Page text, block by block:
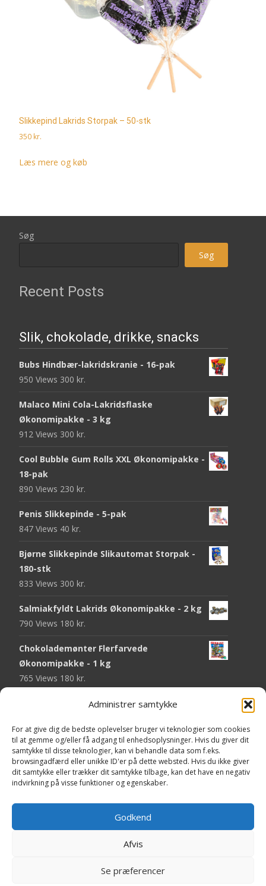
Administrer samtykke
For at give dig de bedste oplevelser bruger vi teknologier som cookies
til at gemme og/eller få adgang til enhedsoplysninger. Hvis du giver dit
samtykke til disse teknologier, kan vi behandle data som f.eks.
browsingadfærd eller unikke ID'er på dette websted. Hvis du ikke giver
dit samtykke eller trækker dit samtykke tilbage, kan det have en negativ
indvirkning på visse funktioner og egenskaber.
Godkend
Afvis
Se præferencer
Slikkepind Lakrids Storpak – 50-stk
350 kr.
Læs mere og køb
Søg
Søg
Recent Posts
Slik, chokolade, drikke, snacks
Bubs Hindbær-lakridskranie - 16-pak
950 Views 300 kr.
Malaco Mini Cola-Lakridsflaske
Økonomipakke - 3 kg
912 Views 300 kr.
Cool Bubble Gum Rolls XXL Økonomipakke -
18-pak
890 Views 230 kr.
Penis Slikkepinde - 5-pak
847 Views 40 kr.
Bjørne Slikkepinde Slikautomat Storpak -
180-stk
833 Views 300 kr.
Salmiakfyldt Lakrids Økonomipakke - 2 kg
790 Views 180 kr.
Chokolademønter Flerfarvede
Økonomipakke - 1 kg
765 Views 180 kr.
Malaco Stjerner Lakrids - 92 gram
Pringles Hot & Spicy - 165 gram
740 Views40 kr.
Fini Krudttønder Tyggegummi
, Themei-craftby TemplatesNext.